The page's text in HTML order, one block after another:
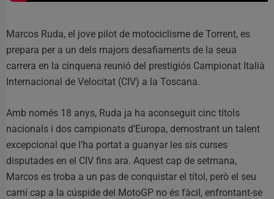
Marcos Ruda, el jove pilot de motociclisme de Torrent, es
prepara per a un dels majors desafiaments de la seua
carrera en la cinquena reunió del prestigiós Campionat Italià
Internacional de Velocitat (CIV) a la Toscana.
Amb només 18 anys, Ruda ja ha aconseguit cinc títols
nacionals i dos campionats d’Europa, demostrant un talent
excepcional que l’ha portat a guanyar les sis curses
disputades en el CIV fins ara. Aquest cap de setmana,
Marcos es troba a un pas de conquistar el títol, però el seu
camí cap a la cúspide del MotoGP no és fàcil, enfrontant-se